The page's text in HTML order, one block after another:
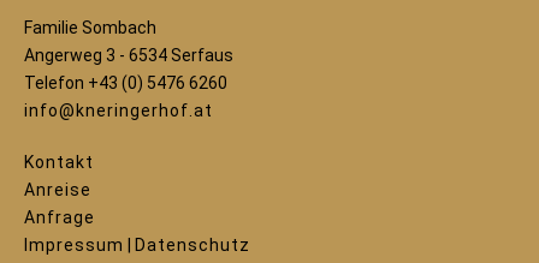
Familie Sombach
Angerweg 3 - 6534 Serfaus
Telefon +43 (0) 5476 6260
info@kneringerhof.at
Kontakt
Anreise
Anfrage
Impressum
Datenschutz